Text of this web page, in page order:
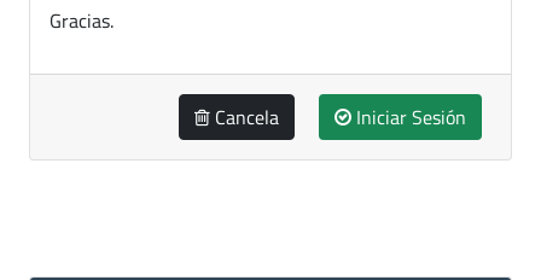
Gracias.
Cancela Iniciar Sesión